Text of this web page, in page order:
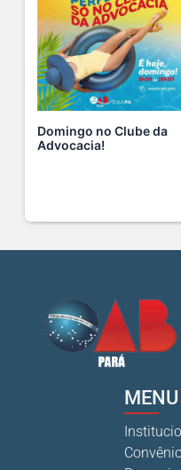
A saúde da mulher
17 De Julho De 2026
Na manhã de
15 De Julho De 2026
Cuidar da mente
O domingo perfeito
O verão chegou, e
10 De Julho De 2026
Ganhar tempo,
Domingo no Clube da
Advocacia!
MENU